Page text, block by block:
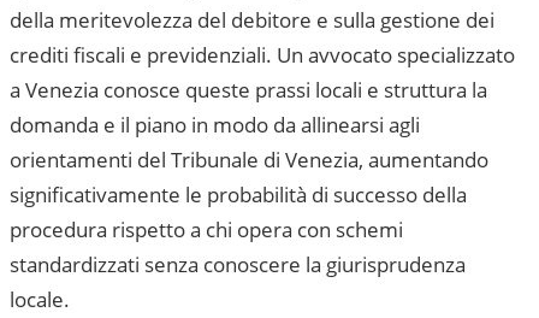
della meritevolezza del debitore e sulla gestione dei
crediti fiscali e previdenziali. Un avvocato specializzato
a Venezia conosce queste prassi locali e struttura la
domanda e il piano in modo da allinearsi agli
orientamenti del Tribunale di Venezia, aumentando
significativamente le probabilità di successo della
procedura rispetto a chi opera con schemi
standardizzati senza conoscere la giurisprudenza
locale.